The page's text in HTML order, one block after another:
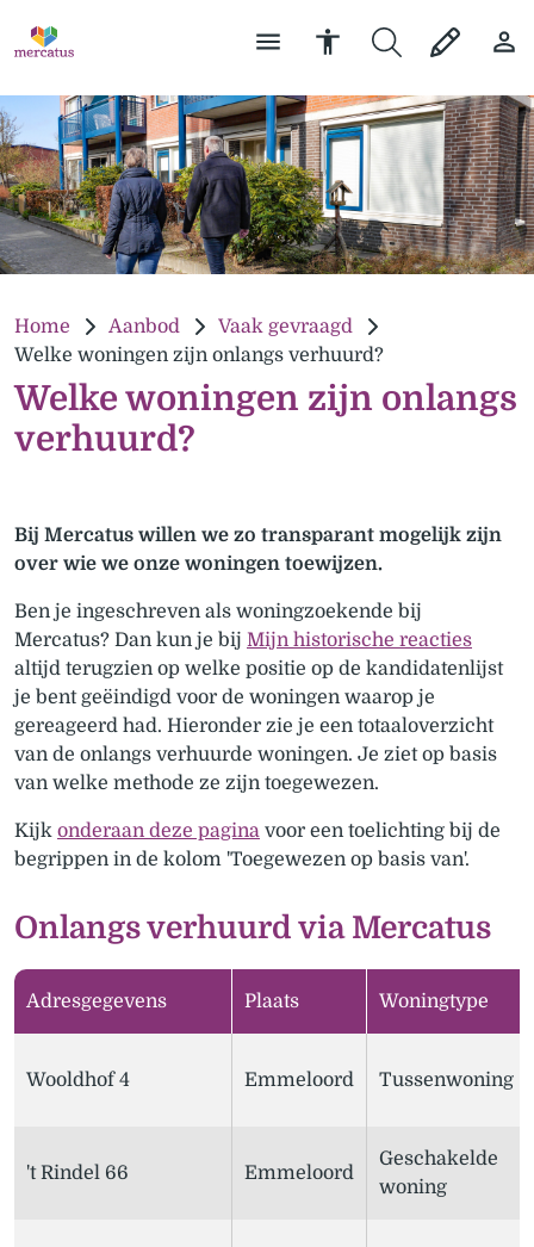
Home Aanbod
Vaak gevraagd
Welke woningen zijn onlangs verhuurd?
Welke woningen zijn onlangs
verhuurd?
Bij Mercatus willen we zo transparant mogelijk zijn
over wie we onze woningen toewijzen.
Ben je ingeschreven als woningzoekende bij
Mercatus? Dan kun je bij Mijn historische reacties
altijd terugzien op welke positie op de kandidatenlijst
je bent geëindigd voor de woningen waarop je
gereageerd had. Hieronder zie je een totaaloverzicht
van de onlangs verhuurde woningen. Je ziet op basis
van welke methode ze zijn toegewezen.
Kijk onderaan deze pagina voor een toelichting bij de
begrippen in de kolom 'Toegewezen op basis van'.
Onlangs verhuurd via Mercatus
Adresgegevens Plaats Woningtype
Wooldhof 4 Emmeloord Tussenwoning
't Rindel 66 Emmeloord
Geschakelde
woning